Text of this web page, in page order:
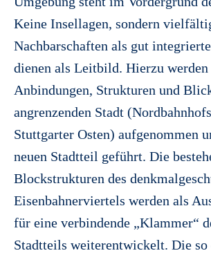
Keine Insellagen, sondern
Nachbarschaften als gut
dienen als Leitbild. Hierzu werden
Anbindungen, Strukturen und
angrenzenden Stadt
Stuttgarter Osten) aufgenommen
neuen Stadtteil geführt. Die
Blockstrukturen des
Eisenbahnerviertels werden als
für eine verbindende „Klammer“
Stadtteils weiterentwickelt. Die so